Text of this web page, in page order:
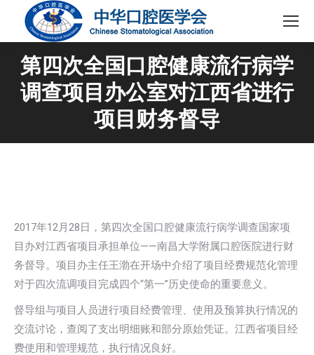
第四次全国口腔健康流行病学
调查项目办公室对江西省进行
项目财务督导
2017年12月28日，第四次全国口腔健康流行病学调查国家项
目办对江西省项目承担单位——南昌大学附属口腔医院进行财
务督导。项目办主任王渤在开场中介绍了项目经费规范化管理
对于四次流调项目完成四个“第一”历史使命的重要意义。
督导组与项目人员进行项目经费管理、使用及预算执行情况的
交流讨论，查阅了支出明细账和部分原始凭证。江西省项目经
费使用和管理规范，执行情况良好。